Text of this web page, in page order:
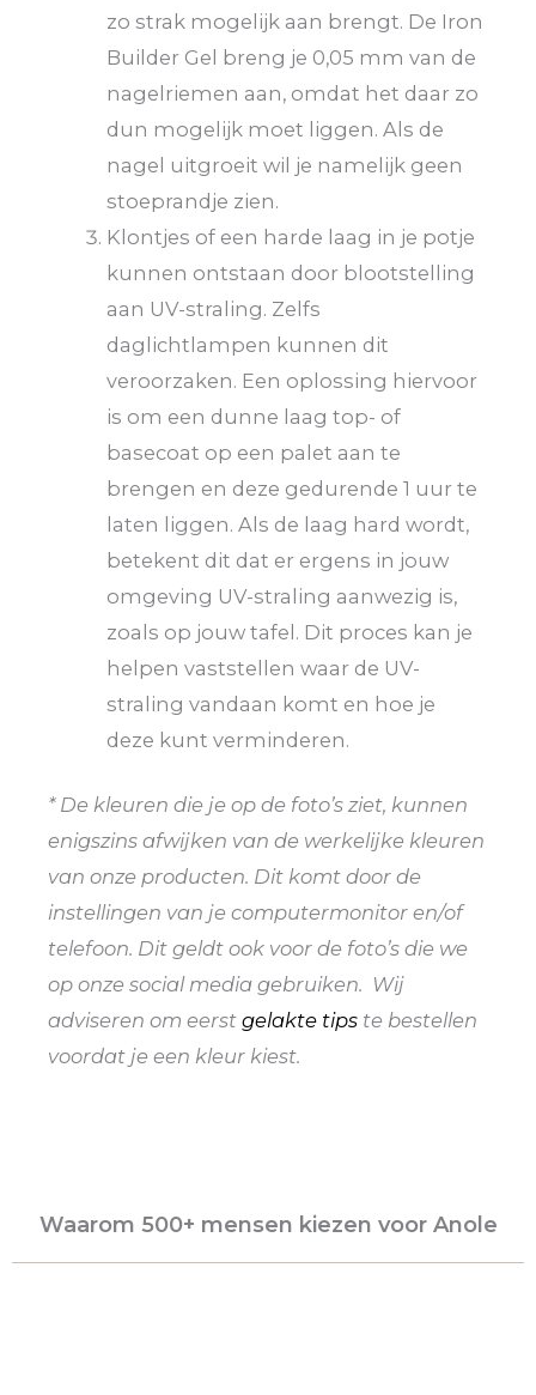
zo strak mogelijk aan brengt. De Iron
Builder Gel breng je 0,05 mm van de
nagelriemen aan, omdat het daar zo
dun mogelijk moet liggen. Als de
nagel uitgroeit wil je namelijk geen
stoeprandje zien.
Klontjes of een harde laag in je potje
kunnen ontstaan door blootstelling
aan UV-straling. Zelfs
daglichtlampen kunnen dit
veroorzaken. Een oplossing hiervoor
is om een dunne laag top- of
basecoat op een palet aan te
brengen en deze gedurende 1 uur te
laten liggen. Als de laag hard wordt,
betekent dit dat er ergens in jouw
omgeving UV-straling aanwezig is,
zoals op jouw tafel. Dit proces kan je
helpen vaststellen waar de UV-
straling vandaan komt en hoe je
deze kunt verminderen.
* De kleuren die je op de foto’s ziet, kunnen
enigszins afwijken van de werkelijke kleuren
van onze producten. Dit komt door de
instellingen van je computermonitor en/of
telefoon. Dit geldt ook voor de foto’s die we
op onze social media gebruiken. Wij
adviseren om eerst gelakte tips te bestellen
voordat je een kleur kiest.
Waarom 500+ mensen kiezen voor Anole